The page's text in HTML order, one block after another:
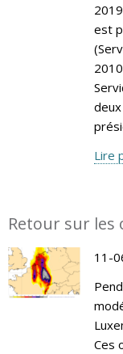
est
Lire
Retour sur les
11-
Ces